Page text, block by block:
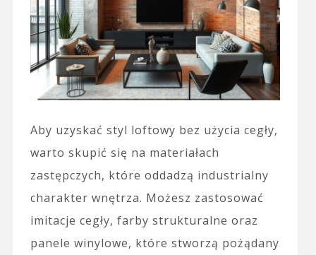
Aby uzyskać styl loftowy bez użycia cegły,
warto skupić się na materiałach
zastępczych, które oddadzą industrialny
charakter wnętrza. Możesz zastosować
imitacje cegły, farby strukturalne oraz
panele winylowe, które stworzą pożądany